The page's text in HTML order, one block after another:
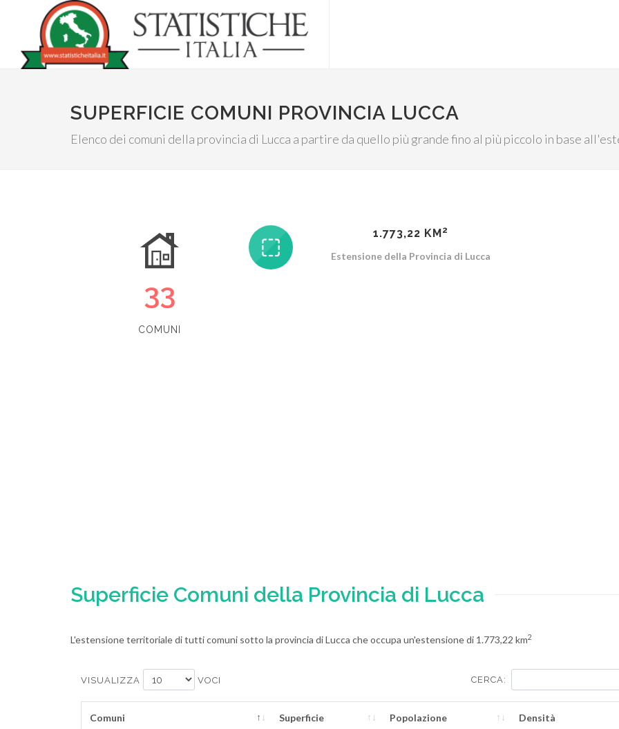
SUPERFICIE COMUNI PROVINCIA LUCCA
Elenco dei comuni della provincia di Lucca a partire da quello più grande fino al più piccolo in base
33
COMUNI
1.773,22 KM2
Estensione della Provincia di Lucca
Superficie Comuni della Provincia di Lucca
L'estensione territoriale di tutti comuni sotto la provincia di Lucca che occupa un'estensione di 1.773,22 km2
VISUALIZZA VOCI CERCA:
Comuni Superficie Popolazione Densità